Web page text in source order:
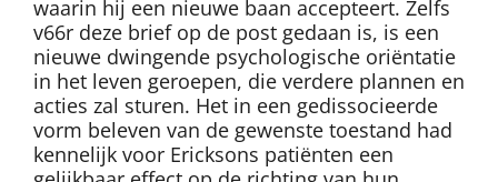
waarin hij een nieuwe baan accepteert. Zelfs
v66r deze brief op de post gedaan is, is een
nieuwe dwingende psychologische oriëntatie
in het leven geroepen, die verdere plannen en
acties zal sturen. Het in een gedissocieerde
vorm beleven van de gewenste toestand had
kennelijk voor Ericksons patiënten een